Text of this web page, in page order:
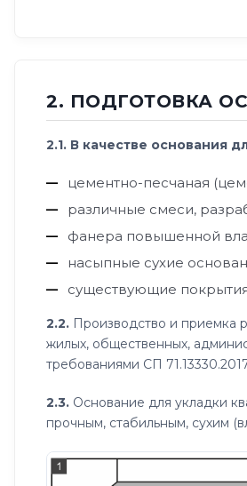
2. ПОДГОТОВКА
2.1. В качестве основания
цементно-песчаная
различные смеси,
фанера повышенной
насыпные сухие
существующие
2.2. Производство и приемка
жилых, общественных,
требованиями СП
2.3. Основание для укладки
прочным, стабильным, сухим